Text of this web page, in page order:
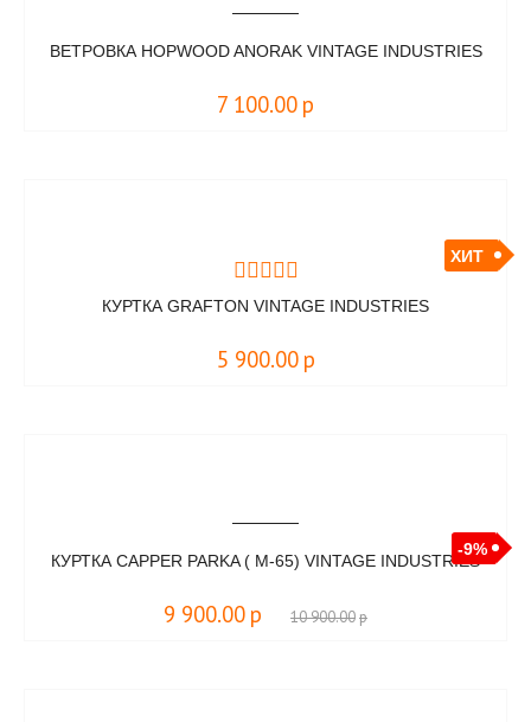
ВЕТРОВКА HOPWOOD ANORAK VINTAGE INDUSTRIES
7 100.00 р
ХИТ
КУРТКА GRAFTON VINTAGE INDUSTRIES
5 900.00 р
-9%
КУРТКА CAPPER PARKA ( M-65) VINTAGE INDUSTRIES
9 900.00 р 10 900.00р